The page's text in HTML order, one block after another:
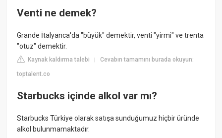
Venti ne demek?
Grande İtalyanca'da "büyük" demektir, venti "yirmi" ve trenta
"otuz" demektir.
Kaynak kaldırma talebi |Cevabın tamamını burada okuyun:
toptalent.co
Starbucks içinde alkol var mı?
Starbucks Türkiye olarak satışa sunduğumuz hiçbir üründe
alkol bulunmamaktadır.